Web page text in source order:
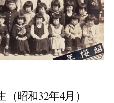
昭和32年4月）